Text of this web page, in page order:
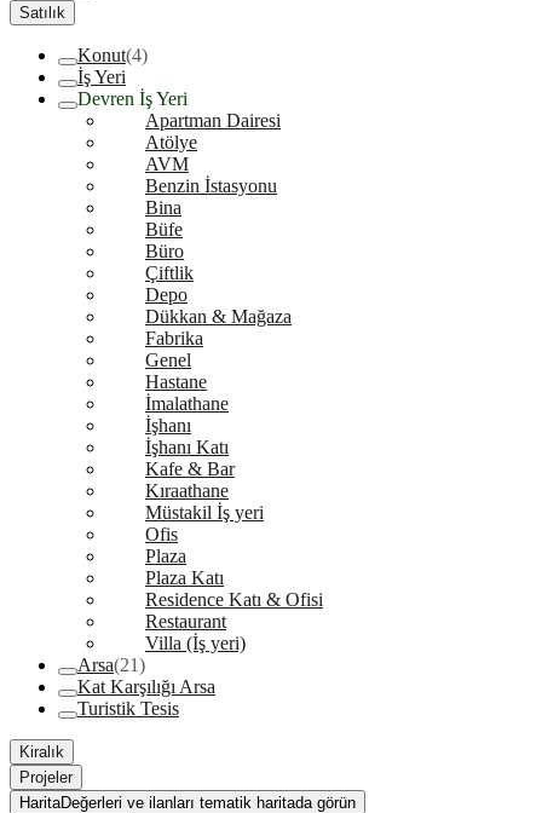
Satılık
Konut(4)
İş Yeri
Devren İş Yeri
Apartman Dairesi
Atölye
AVM
Benzin İstasyonu
Bina
Büfe
Büro
Çiftlik
Depo
Dükkan & Mağaza
Fabrika
Genel
Hastane
İmalathane
İşhanı
İşhanı Katı
Kafe & Bar
Kıraathane
Müstakil İş yeri
Ofis
Plaza
Plaza Katı
Residence Katı & Ofisi
Restaurant
Villa (İş yeri)
Arsa(21)
Kat Karşılığı Arsa
Turistik Tesis
Kiralık
Projeler
HaritaDeğerleri ve ilanları tematik haritada görün